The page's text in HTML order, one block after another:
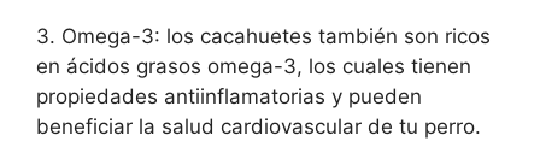
3. Omega-3: los cacahuetes también son ricos
en ácidos grasos omega-3, los cuales tienen
propiedades antiinflamatorias y pueden
beneficiar la salud cardiovascular de tu perro.